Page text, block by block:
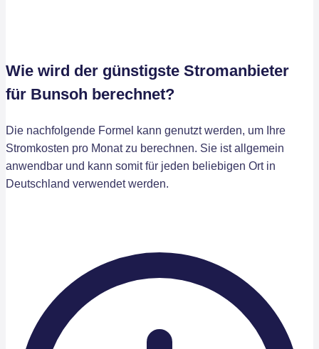
Wie wird der günstigste Stromanbieter
für Bunsoh berechnet?
Die nachfolgende Formel kann genutzt werden, um Ihre
Stromkosten pro Monat zu berechnen. Sie ist allgemein
anwendbar und kann somit für jeden beliebigen Ort in
Deutschland verwendet werden.